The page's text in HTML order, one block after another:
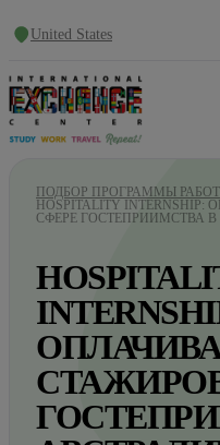
United States
ПОДБОР ПРОГРАММЫ
HOSPITALITY
СФЕРЕ ГОСТЕПРИИМСТВА В